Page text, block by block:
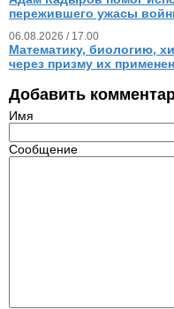
пережившего ужасы
06.08.2026 / 17.00
Математику, биологию,
через призму их
Добавить
Имя
Сообщение